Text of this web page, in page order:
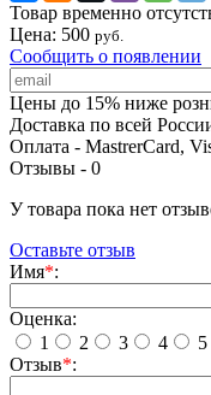
Товар временно
Цена: 500 руб.
Сообщить о появлении
Цены до 15% ниже
Доставка по всей
Оплата - MastrerCard,
Отзывы - 0
У товара пока нет
Оставьте отзыв
Имя*:
Оценка:
1
2 3 4
5
Отзыв*: